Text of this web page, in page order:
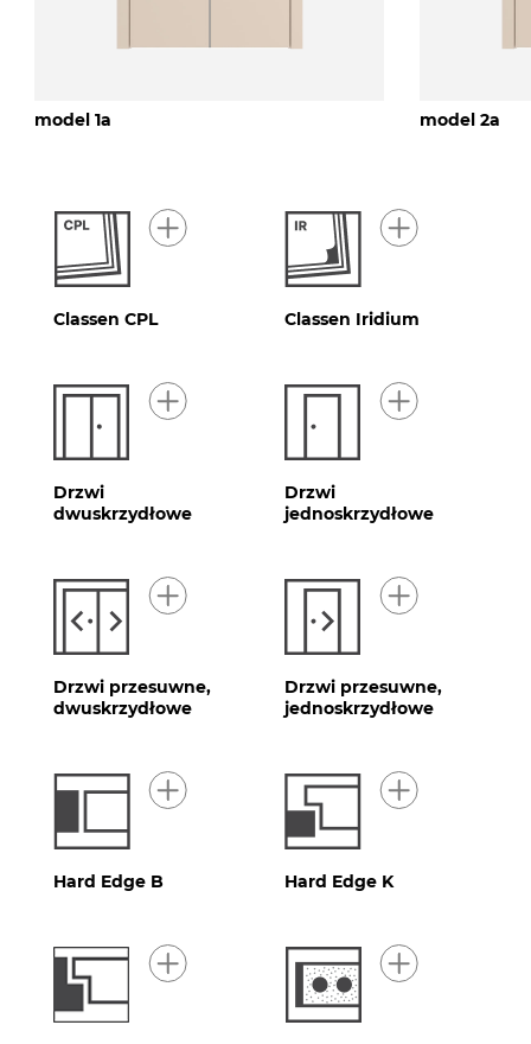
model 1a model 2a
Classen CPL Classen Iridium
Drzwi
dwuskrzydłowe
Drzwi
jednoskrzydłowe
Drzwi przesuwne,
dwuskrzydłowe
Drzwi przesuwne,
jednoskrzydłowe
Hard Edge B Hard Edge K